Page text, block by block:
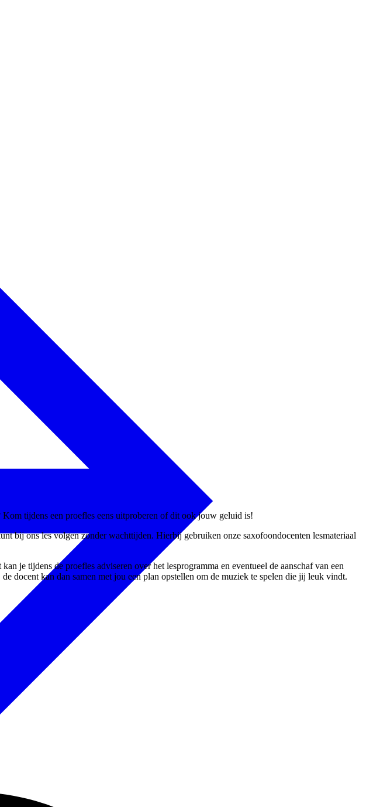
tijdens een proefles eens uitproberen of dit ook jouw geluid is!
bij ons les volgen zonder wachttijden. Hierbij gebruiken onze saxofoondocenten lesmateriaal
je tijdens de proefles adviseren over het lesprogramma en eventueel de aanschaf van een
docent kan dan samen met jou een plan opstellen om de muziek te spelen die jij leuk vindt.